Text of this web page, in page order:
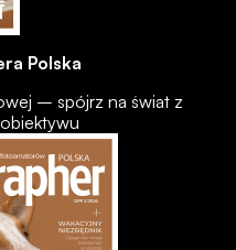
Polska
– spójrz na świat z